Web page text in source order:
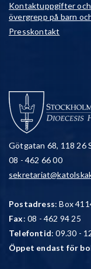
Kontaktuppgifter och
övergrepp på barn
Presskontakt
Götgatan 68, 118 26
08 - 462 66 00
Postadress: Box
Fax: 08 - 462 94 25
Telefontid: 09.30 -
Öppet endast för